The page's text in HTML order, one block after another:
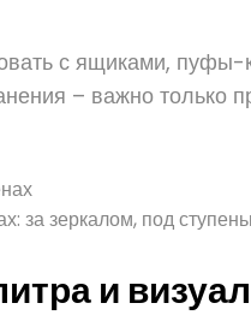
с ящиками,
– важно только
зеркалом, под
и